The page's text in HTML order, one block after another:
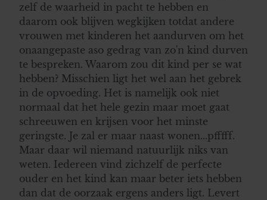
zelf de waarheid in pacht te hebben en
daarom ook blijven wegkijken totdat andere
vrouwen met kinderen het aandurven om het
onaangepaste aso gedrag van zo'n kind durven
te bespreken. Waarom zou dit kind per se wat
hebben? Misschien ligt het wel aan het gebrek
in de opvoeding. Het is namelijk ook niet
normaal dat het hele gezin maar moet gaat
schreeuwen en krijsen voor het minste
geringste. Je zal er maar naast wonen...pfffff.
Maar daar wil niemand natuurlijk niks van
weten. Iedereen vind zichzelf de perfecte
ouder en het kind kan maar beter iets hebben
dan dat de oorzaak ergens anders ligt. Levert